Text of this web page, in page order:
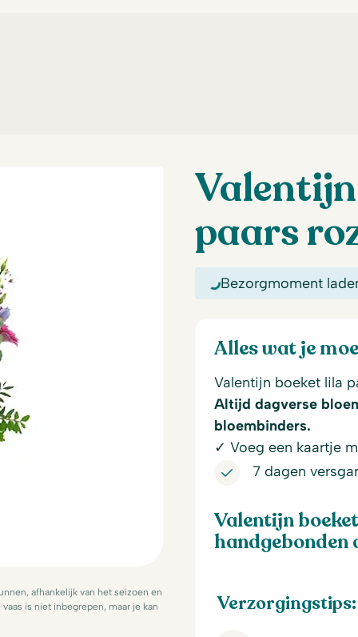
afhankelijk van het seizoen en
is niet inbegrepen, maar je kan
paars
Bezorgmoment
Alles wat je
Valentijn boeket lila
Altijd dagverse
bloembinders.
✓ Voeg een kaartje
7 dagen
Valentijn
handgebonden
Verzorgingstips: